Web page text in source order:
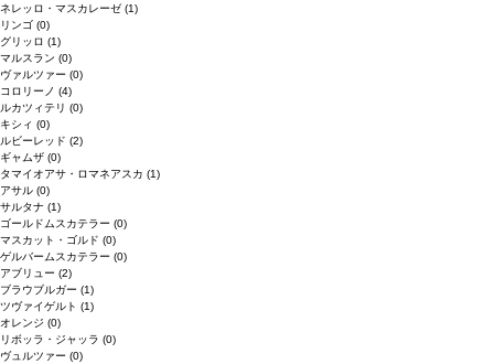
ネレッロ・マスカレーゼ (1)
リンゴ (0)
グリッロ (1)
マルスラン (0)
ヴァルツァー (0)
コロリーノ (4)
ルカツィテリ (0)
キシィ (0)
ルビーレッド (2)
ギャムザ (0)
タマイオアサ・ロマネアスカ (1)
アサル (0)
サルタナ (1)
ゴールドムスカテラー (0)
マスカット・ゴルド (0)
ゲルバームスカテラー (0)
アブリュー (2)
ブラウブルガー (1)
ツヴァイゲルト (1)
オレンジ (0)
リボッラ・ジャッラ (0)
ヴュルツァー (0)